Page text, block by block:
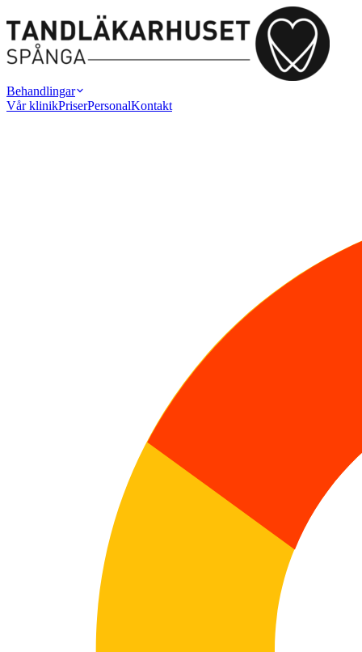
Behandlingar
Vår klinikPriserPersonalKontakt